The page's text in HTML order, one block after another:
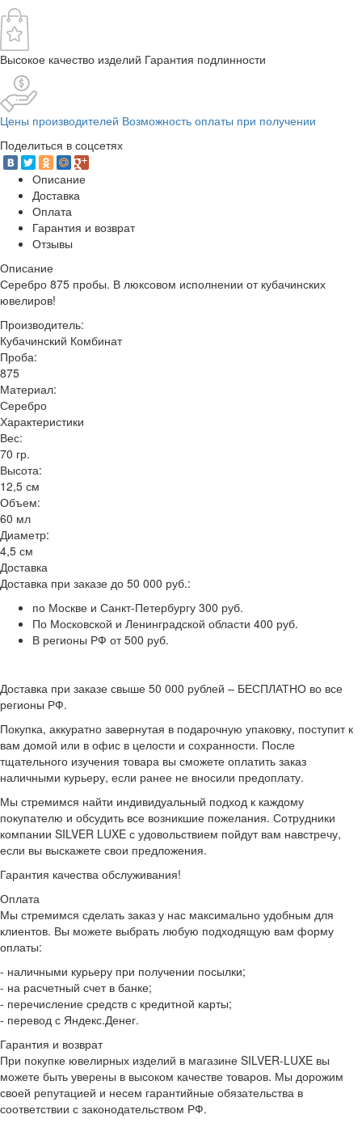
Высокое качество изделий Гарантия подлинности
Цены производителей Возможность оплаты при получении
Поделиться в соцсетях
Описание
Доставка
Оплата
Гарантия и возврат
Отзывы
Описание
Серебро 875 пробы. В люксовом исполнении от кубачинских
ювелиров!
Производитель:
Кубачинский Комбинат
Проба:
875
Материал:
Серебро
Характеристики
Вес:
70 гр.
Высота:
12,5 см
Объем:
60 мл
Диаметр:
4,5 см
Доставка
Доставка при заказе до 50 000 руб.:
по Москве и Санкт-Петербургу 300 руб.
По Московской и Ленинградской области 400 руб.
В регионы РФ от 500 руб.
Доставка при заказе свыше 50 000 рублей – БЕСПЛАТНО во все
регионы РФ.
Покупка, аккуратно завернутая в подарочную упаковку, поступит к
вам домой или в офис в целости и сохранности. После
тщательного изучения товара вы сможете оплатить заказ
наличными курьеру, если ранее не вносили предоплату.
Мы стремимся найти индивидуальный подход к каждому
покупателю и обсудить все возникшие пожелания. Сотрудники
компании SILVER LUXE с удовольствием пойдут вам навстречу,
если вы выскажете свои предложения.
Гарантия качества обслуживания!
Оплата
Мы стремимся сделать заказ у нас максимально удобным для
клиентов. Вы можете выбрать любую подходящую вам форму
оплаты:
- наличными курьеру при получении посылки;
- на расчетный счет в банке;
- перечисление средств с кредитной карты;
- перевод с Яндекс.Денег.
Гарантия и возврат
При покупке ювелирных изделий в магазине SILVER-LUXE вы
можете быть уверены в высоком качестве товаров. Мы дорожим
своей репутацией и несем гарантийные обязательства в
соответствии с законодательством РФ.